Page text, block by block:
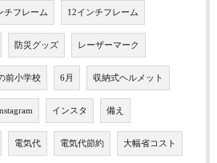
チフレーム 12インチフレーム
防災グッズ レーザーマーク
前小学校 6月 収納式ヘルメット
インスタ 備え
電気代 電気代節約 大幅省コスト